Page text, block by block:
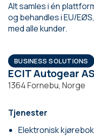
Alt samles i én
og behandles i EU/
med alle kunder.
BUSINESS SOLUTIONS
ECIT Autogear AS
1364 Fornebu, Norge
Tjenester
Elektronisk kjørebok